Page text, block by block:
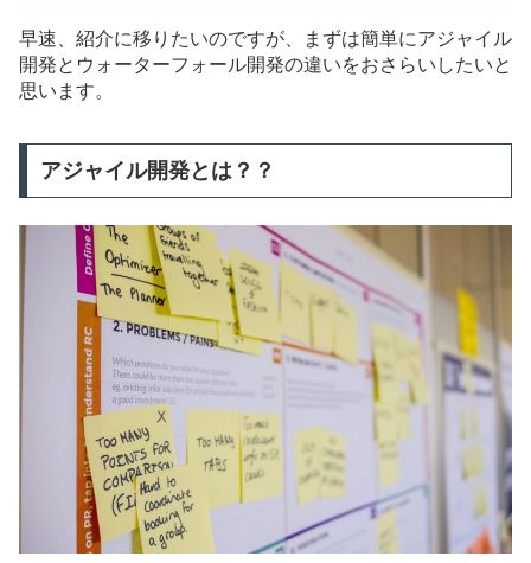
早速、紹介に移りたいのですが、まずは簡単にアジャイル
開発とウォーターフォール開発の違いをおさらいしたいと
思います。
アジャイル開発とは？？